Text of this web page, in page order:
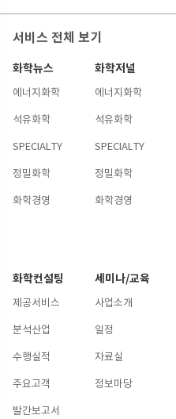
서비스 전체 보기
화학뉴스
에너지화학
석유화학
SPECIALTY
정밀화학
화학경영
화학저널
에너지화학
석유화학
SPECIALTY
정밀화학
화학경영
화학컨설팅
제공서비스
분석산업
수행실적
주요고객
발간보고서
세미나/교육
사업소개
일정
자료실
정보마당